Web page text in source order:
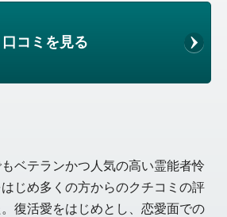
口コミを見る
ベテランかつ人気の高い霊能者怜
じめ多くの方からのクチコミの評
復活愛をはじめとし、恋愛面での